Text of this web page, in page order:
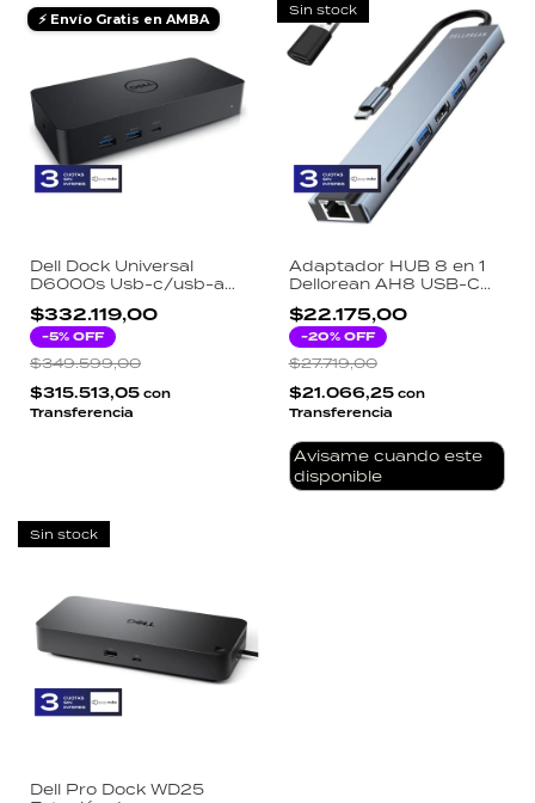
⚡ Envío Gratis en AMBA
Dell Dock Universal
D6000s Usb-c/usb-a
Black Connection 4k
$332.119,00
-5% OFF
$349.599,00
$315.513,05 con
Transferencia
Sin stock
Adaptador HUB 8 en 1
Dellorean AH8 USB-C
MacBook HDMI 4K
Ethernet RJ45 SD TF PD
87W Aluminio
$22.175,00
-20% OFF
$27.719,00
$21.066,25 con
Transferencia
Avisame cuando este
disponible
Sin stock
Dell Pro Dock WD25